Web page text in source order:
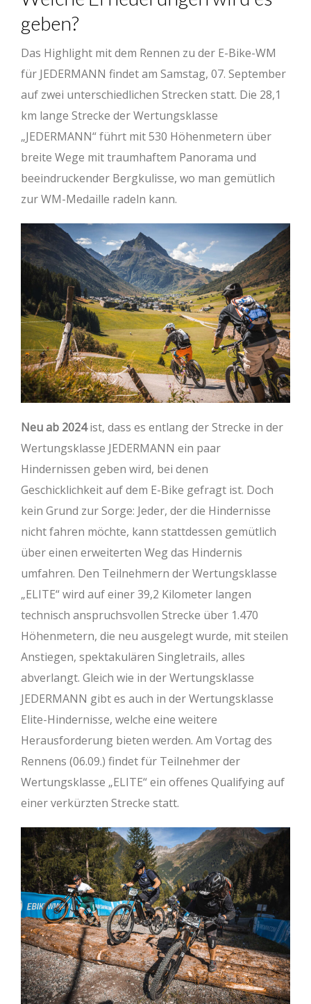
geben?
Das Highlight mit dem Rennen zu der E-Bike-WM
für JEDERMANN findet am Samstag, 07. September
auf zwei unterschiedlichen Strecken statt. Die 28,1
km lange Strecke der Wertungsklasse
„JEDERMANN“ führt mit 530 Höhenmetern über
breite Wege mit traumhaftem Panorama und
beeindruckender Bergkulisse, wo man gemütlich
zur WM-Medaille radeln kann.
Neu ab 2024ist, dass es entlang der Strecke in der
Wertungsklasse JEDERMANN ein paar
Hindernissen geben wird, bei denen
Geschicklichkeit auf dem E-Bike gefragt ist. Doch
kein Grund zur Sorge: Jeder, der die Hindernisse
nicht fahren möchte, kann stattdessen gemütlich
über einen erweiterten Weg das Hindernis
umfahren. Den Teilnehmern der Wertungsklasse
„ELITE“ wird auf einer 39,2 Kilometer langen
technisch anspruchsvollen Strecke über 1.470
Höhenmetern, die neu ausgelegt wurde, mit steilen
Anstiegen, spektakulären Singletrails, alles
abverlangt. Gleich wie in der Wertungsklasse
JEDERMANN gibt es auch in der Wertungsklasse
Elite-Hindernisse, welche eine weitere
Herausforderung bieten werden. Am Vortag des
Rennens (06.09.) findet für Teilnehmer der
Wertungsklasse „ELITE“ ein offenes Qualifying auf
einer verkürzten Strecke statt.